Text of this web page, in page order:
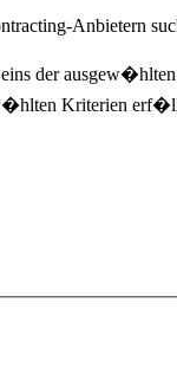
Anbietern
der
Kriterien